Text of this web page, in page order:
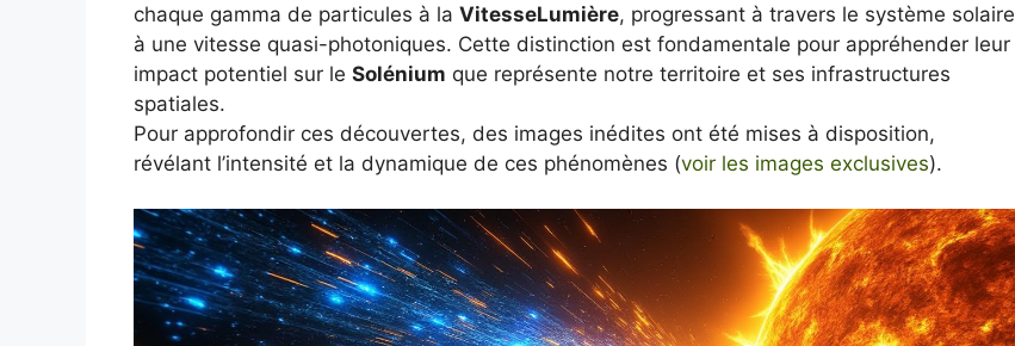
chaque gamma de particules à la VitesseLumière, progressant à travers le système solaire
à une vitesse quasi-photoniques. Cette distinction est fondamentale pour appréhender leur
impact potentiel sur le Solénium que représente notre territoire et ses infrastructures
spatiales.
Pour approfondir ces découvertes, des images inédites ont été mises à disposition,
révélant l’intensité et la dynamique de ces phénomènes (voir les images exclusives).